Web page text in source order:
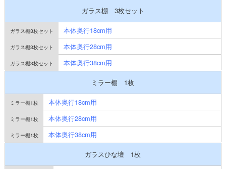
ガラス棚 3枚セット
本体奥行18cm用
本体奥行28cm用
本体奥行38cm用
ミラー棚 1枚
本体奥行18cm用
本体奥行28cm用
本体奥行38cm用
ガラスひな壇 1枚